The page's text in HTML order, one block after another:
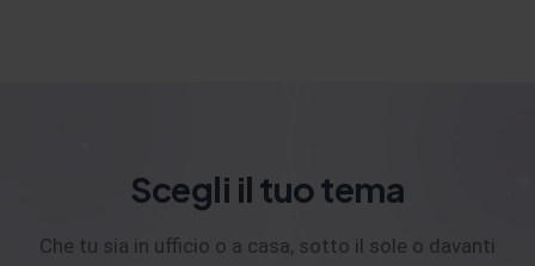
Scegli il tuo tema
Che tu sia in ufficio o a casa, sotto il sole o davanti